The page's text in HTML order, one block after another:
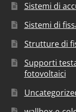
Sistemi di
Sistemi di
Strutture di
Supporti
fotovoltaici